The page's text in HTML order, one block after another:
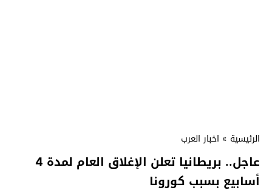
الرئيسية » اخبار العرب
عاجل.. بريطانيا تعلن الإغلاق العام لمدة 4
أسابيع بسبب كورونا